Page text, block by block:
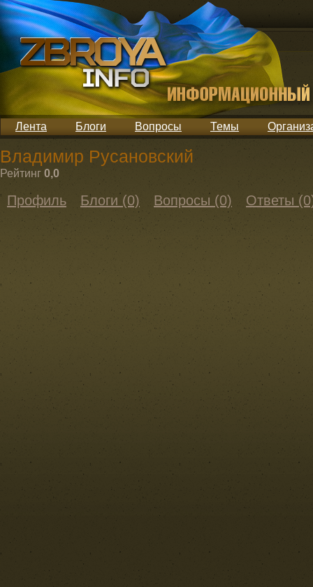
Лента Блоги Вопросы Темы
Владимир Русановский
Рейтинг 0,0
Профиль Блоги (0) Вопросы (0) Ответы